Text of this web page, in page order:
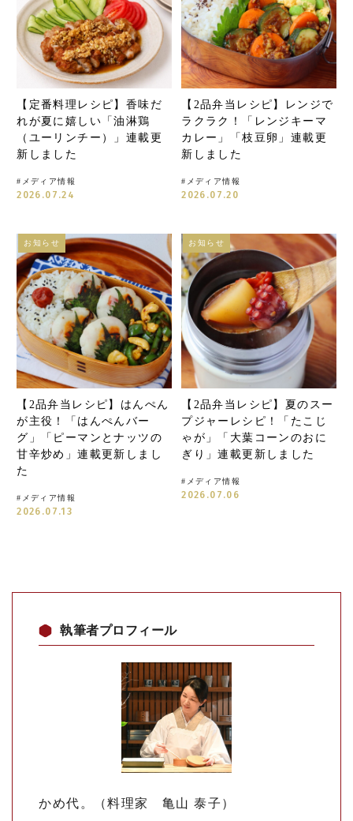
【定番料理レシピ】香味だ
れが夏に嬉しい「油淋鶏
（ユーリンチー）」連載更
新しました
# メディア情報
2026.07.24
【2品弁当レシピ】レンジで
ラクラク！「レンジキーマ
カレー」「枝豆卵」連載更
新しました
# メディア情報
2026.07.20
【2品弁当レシピ】はんぺん
が主役！「はんぺんバー
グ」「ピーマンとナッツの
甘辛炒め」連載更新しまし
た
# メディア情報
2026.07.13
お知らせ
【2品弁当レシピ】夏のスー
プジャーレシピ！「たこじ
ゃが」「大葉コーンのおに
ぎり」連載更新しました
# メディア情報
2026.07.06
お知らせ
執筆者プロフィール
かめ代。（料理家 亀山 泰子）